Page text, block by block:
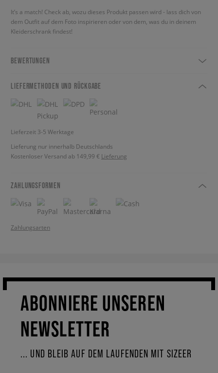
It’s a match! Check ab, wozu dieses Produkt passen wird - lass dich von
dem Outfit auf dem Foto inspirieren oder von dem, was du in deinem
Kleiderschrank findest!
BEWERTUNGEN
LIEFERMETHODEN UND RÜCKGABE
Lieferzeit 3-5 Werktage
Lieferung nur innerhalb Deutschlands
Kostenloser Versand ab 149,99 € Lieferung
ZAHLUNGSFORMEN
Zahlungsarten
ABONNIERE UNSEREN
NEWSLETTER
... UND BLEIB AUF DEM LAUFENDEN MIT SIZEER